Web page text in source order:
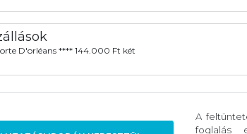
D'orléans **** 144.000 Ft két
A
foglalás